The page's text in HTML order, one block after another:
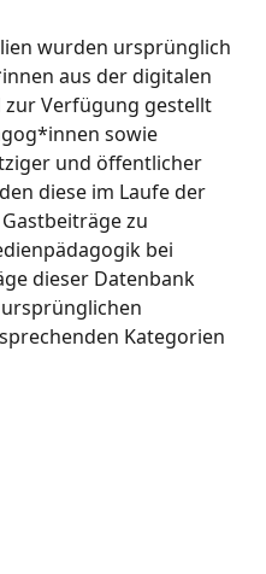
wurden ursprünglich
aus der digitalen
Verfügung gestellt
sowie
und öffentlicher
diese im Laufe der
zu
bei
dieser Datenbank
Kategorien